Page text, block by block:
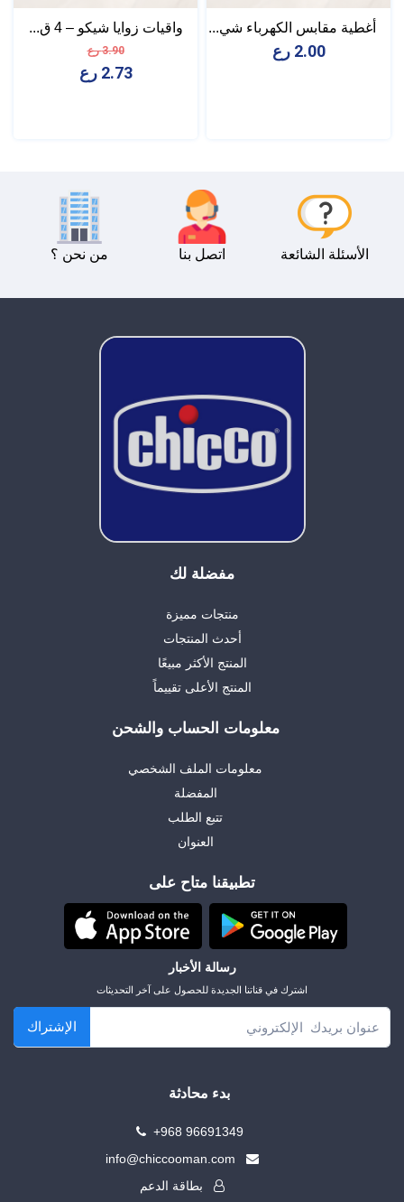
أغطية مقابس الكهرباء شي...
2.00 رع
واقيات زوايا شيكو – 4 ق...
3.90 رع
2.73 رع
من نحن ؟ اتصل بنا الأسئلة الشائعة
مفضلة لك
منتجات مميزة
أحدث المنتجات
المنتج الأكثر مبيعًا
المنتج الأعلى تقييماً
معلومات الحساب والشحن
معلومات الملف الشخصي
المفضلة
تتبع الطلب
العنوان
تطبيقنا متاح على
رسالة الأخبار
اشترك في قناتنا الجديدة للحصول على آخر التحديثات
الإشتراك
بدء محادثة
+968 96691349
بطاقة الدعم